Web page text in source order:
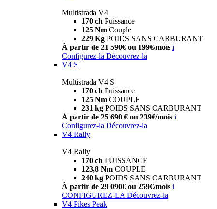
Multistrada V4
170 ch Puissance
125 Nm Couple
229 Kg POIDS SANS CARBURANT
À partir de 21 590€ ou 199€/mois i
Configurez-la Découvrez-la
V4 S
Multistrada V4 S
170 ch Puissance
125 Nm COUPLE
231 kg POIDS SANS CARBURANT
À partir de 25 690 € ou 239€/mois i
Configurez-la Découvrez-la
V4 Rally
V4 Rally
170 ch PUISSANCE
123,8 Nm COUPLE
240 kg POIDS SANS CARBURANT
À partir de 29 090€ ou 259€/mois i
CONFIGUREZ-LA Découvrez-la
V4 Pikes Peak